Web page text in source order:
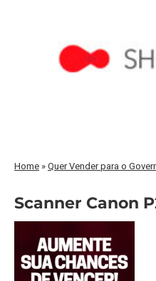
Home »Quer Vender para o
Scanner Canon